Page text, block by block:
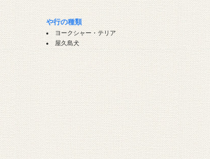
や行の種類
ヨークシャー・テリア
屋久島犬